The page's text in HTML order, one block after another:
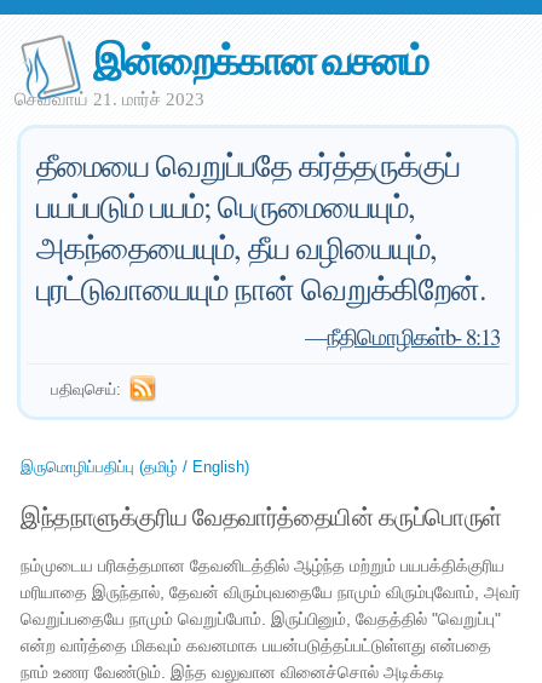
இன்றைக்கான வசனம்
செவ்வாய் 21. மார்ச் 2023
தீமையை வெறுப்பதே கர்த்தருக்குப்
பயப்படும் பயம்; பெருமையையும்,
அகந்தையையும், தீய வழியையும்,
புரட்டுவாயையும் நான் வெறுக்கிறேன்.
—நீதிமொழிகள்b- 8:13
பதிவுசெய்:
இருமொழிப்பதிப்பு (தமிழ் / English)
இந்தநாளுக்குரிய வேதவார்த்தையின் கருப்பொருள்
நம்முடைய பரிசுத்தமான தேவனிடத்தில் ஆழ்ந்த மற்றும் பயபக்திக்குரிய
மரியாதை இருந்தால், தேவன் விரும்புவதையே நாமும் விரும்புவோம், அவர்
வெறுப்பதையே நாமும் வெறுப்போம். இருப்பினும், வேதத்தில் "வெறுப்பு"
என்ற வார்த்தை மிகவும் கவனமாக பயன்படுத்தப்பட்டுள்ளது என்பதை
நாம் உணர வேண்டும். இந்த வலுவான வினைச்சொல் அடிக்கடி